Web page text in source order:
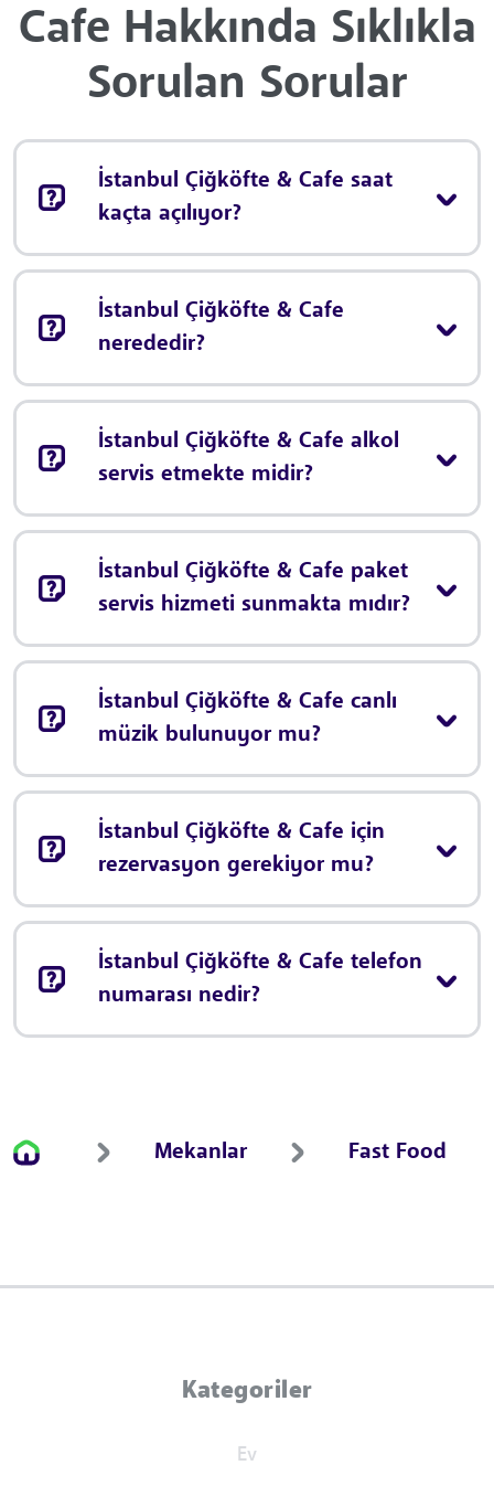
Cafe Hakkında Sıklıkla
Sorulan Sorular
İstanbul Çiğköfte & Cafe saat
kaçta açılıyor?
İstanbul Çiğköfte & Cafe
nerededir?
İstanbul Çiğköfte & Cafe alkol
servis etmekte midir?
İstanbul Çiğköfte & Cafe paket
servis hizmeti sunmakta mıdır?
İstanbul Çiğköfte & Cafe canlı
müzik bulunuyor mu?
İstanbul Çiğköfte & Cafe için
rezervasyon gerekiyor mu?
İstanbul Çiğköfte & Cafe telefon
numarası nedir?
Mekanlar Fast Food
Kategoriler
Ev